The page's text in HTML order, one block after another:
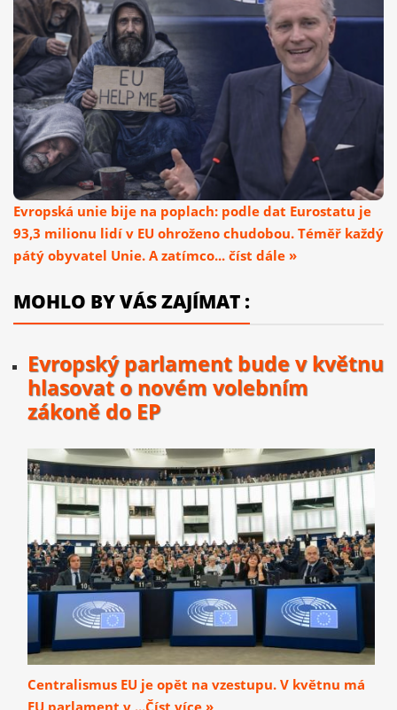
Evropská unie bije na poplach: podle dat Eurostatu je
93,3 milionu lidí v EU ohroženo chudobou. Téměř každý
pátý obyvatel Unie. A zatímco... číst dále »
MOHLO BY VÁS ZAJÍMAT :
Evropský parlament bude v květnu
hlasovat o novém volebním
zákoně do EP
Centralismus EU je opět na vzestupu. V květnu má
EU parlament v ...Číst více »